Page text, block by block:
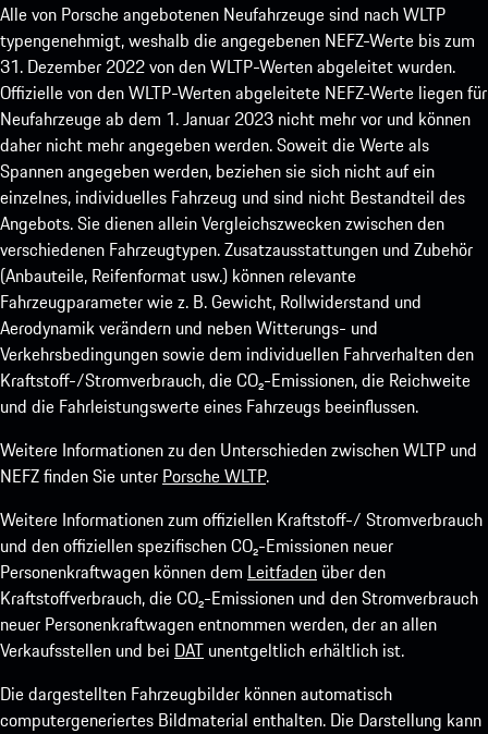
Alle von Porsche angebotenen Neufahrzeuge sind nach WLTP
typengenehmigt, weshalb die angegebenen NEFZ-Werte bis zum
31. Dezember 2022 von den WLTP-Werten abgeleitet wurden.
Offizielle von den WLTP-Werten abgeleitete NEFZ-Werte liegen für
Neufahrzeuge ab dem 1. Januar 2023 nicht mehr vor und können
daher nicht mehr angegeben werden. Soweit die Werte als
Spannen angegeben werden, beziehen sie sich nicht auf ein
einzelnes, individuelles Fahrzeug und sind nicht Bestandteil des
Angebots. Sie dienen allein Vergleichszwecken zwischen den
verschiedenen Fahrzeugtypen. Zusatzausstattungen und Zubehör
(Anbauteile, Reifenformat usw.) können relevante
Fahrzeugparameter wie z. B. Gewicht, Rollwiderstand und
Aerodynamik verändern und neben Witterungs- und
Verkehrsbedingungen sowie dem individuellen Fahrverhalten den
Kraftstoff-/Stromverbrauch, die CO₂-Emissionen, die Reichweite
und die Fahrleistungswerte eines Fahrzeugs beeinflussen.
Weitere Informationen zu den Unterschieden zwischen WLTP und
NEFZ finden Sie unter Porsche WLTP.
Weitere Informationen zum offiziellen Kraftstoff-/ Stromverbrauch
und den offiziellen spezifischen CO₂-Emissionen neuer
Personenkraftwagen können dem Leitfaden über den
Kraftstoffverbrauch, die CO₂-Emissionen und den Stromverbrauch
neuer Personenkraftwagen entnommen werden, der an allen
Verkaufsstellen und bei DAT unentgeltlich erhältlich ist.
Die dargestellten Fahrzeugbilder können automatisch
computergeneriertes Bildmaterial enthalten. Die Darstellung kann